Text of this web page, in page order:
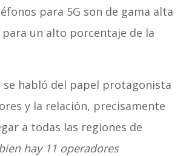
para 5G son de gama alta
para un alto porcentaje de la
se habló del papel protagonista
y la relación, precisamente
a todas las regiones de
hay 11 operadores